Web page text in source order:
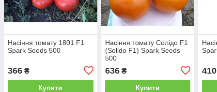
Насіння томату 1801 F1
Spark Seeds 500
366 ₴
Купити
Насіння томату Солідо F1
(Solido F1) Spark Seeds
500
636₴
Купити
410